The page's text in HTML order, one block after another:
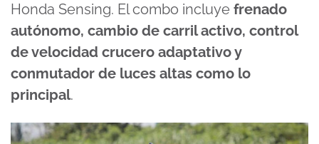
Honda Sensing. El combo incluye frenado
autónomo, cambio de carril activo, control
de velocidad crucero adaptativo y
conmutador de luces altas como lo
principal.